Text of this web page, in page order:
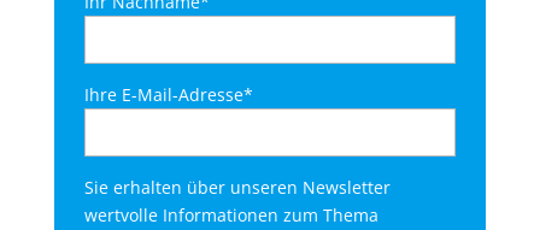
Ihre E-Mail-Adresse*
Sie erhalten über unseren Newsletter
wertvolle Informationen zum Thema